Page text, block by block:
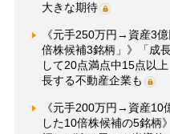
大きな期待
《元手250万円→資産3
倍株候補3銘柄」》「成
して20点満点中15点以
長する不動産企業も
《元手200万円→資産10
した10倍株候補の5銘柄